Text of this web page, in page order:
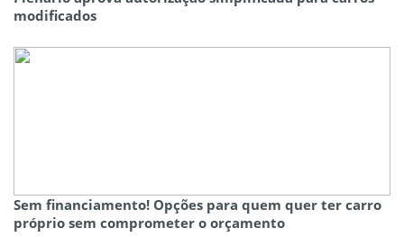
modificados
Sem financiamento! Opções para quem quer ter carro
próprio sem comprometer o orçamento